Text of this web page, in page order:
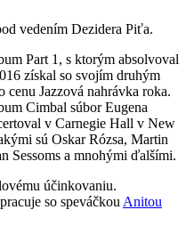
vedením Dezidera Piťa.
Part 1, s ktorým absolvoval
získal so svojím druhým
Jazzová nahrávka roka.
Cimbal súbor Eugena
v Carnegie Hall v New
sú Oskar Rózsa, Martin
Sessoms a mnohými ďalšími.
účinkovaniu.
so speváčkou Anitou